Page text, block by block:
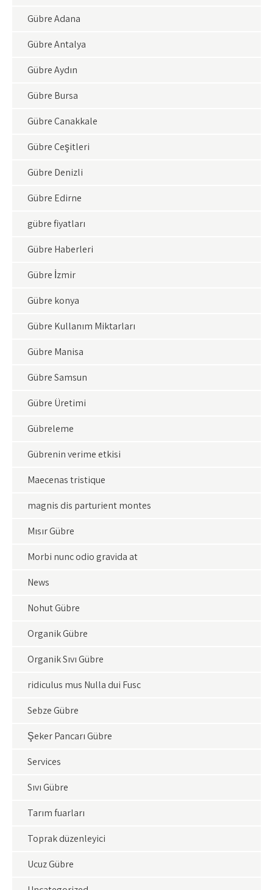
Gübre Adana
Gübre Antalya
Gübre Aydın
Gübre Bursa
Gübre Çanakkale
Gübre Çeşitleri
Gübre Denizli
Gübre Edirne
gübre fiyatları
Gübre Haberleri
Gübre İzmir
Gübre konya
Gübre Kullanım Miktarları
Gübre Manisa
Gübre Samsun
Gübre Üretimi
Gübreleme
Gübrenin verime etkisi
Maecenas tristique
magnis dis parturient montes
Mısır Gübre
Morbi nunc odio gravida at
News
Nohut Gübre
Organik Gübre
Organik Sıvı Gübre
ridiculus mus Nulla dui Fusc
Sebze Gübre
Şeker Pancarı Gübre
Services
Sıvı Gübre
Tarım fuarları
Toprak düzenleyici
Ucuz Gübre